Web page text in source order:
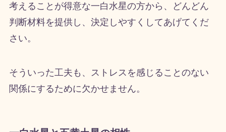
考えることが得意な一白水星の方から、どんどん
判断材料を提供し、決定しやすくしてあげてくだ
さい。
そういった工夫も、ストレスを感じることのない
関係にするために欠かせません。